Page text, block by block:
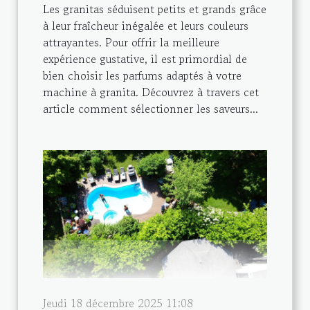
Les granitas séduisent petits et grands grâce
à leur fraîcheur inégalée et leurs couleurs
attrayantes. Pour offrir la meilleure
expérience gustative, il est primordial de
bien choisir les parfums adaptés à votre
machine à granita. Découvrez à travers cet
article comment sélectionner les saveurs...
Jeudi 18 décembre 2025 11:08